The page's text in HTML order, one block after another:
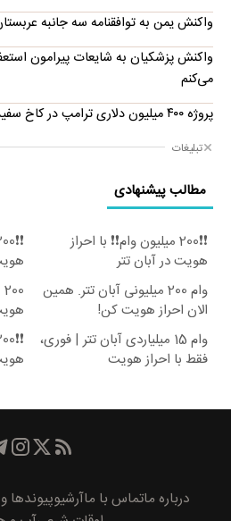
واکنش یمن به توافقنامه سه جانبه
واکنش پزشکیان به شایعات پیرامون
می‌کنم
پروژه ۴۰۰ میلیون دلاری ترامپ در کاخ سفید متوقف شد
تبلیغات
مطالب پیشنهادی
❗❗200 میلیون وام❗❗ با احراز
هویت در آبان تتر
وام 200 میلیونی آبان تتر. همین
الان احراز هویت کن!
وام 15 میلیاردی آبان تتر | فوری،
فقط با احراز هویت
درباره ماتماس با ماآرشیوپیوند‌ها